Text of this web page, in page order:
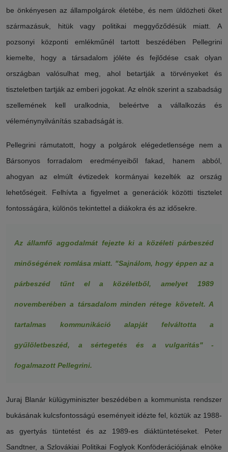
be önkényesen az állampolgárok életébe, és nem üldözheti őket
származásuk, hitük vagy politikai meggyőződésük miatt. A
pozsonyi központi emlékműnél tartott beszédében Pellegrini
kiemelte, hogy a társadalom jóléte és fejlődése csak olyan
országban valósulhat meg, ahol betartják a törvényeket és
tiszteletben tartják az emberi jogokat. Az elnök szerint a szabadság
szellemének kell uralkodnia, beleértve a vállalkozás és
véleménynyilvánítás szabadságát is.
Pellegrini rámutatott, hogy a polgárok elégedetlensége nem a
Bársonyos forradalom eredményeiből fakad, hanem abból,
ahogyan az elmúlt évtizedek kormányai kezelték az ország
lehetőségeit. Felhívta a figyelmet a generációk közötti tisztelet
fontosságára, különös tekintettel a diákokra és az idősekre.
Az államfő aggodalmát fejezte ki a közéleti párbeszéd
minőségének romlása miatt. "Sajnálom, hogy éppen az a
párbeszéd tűnt el a közéletből, amelyet 1989
novemberében a társadalom minden rétege követelt. A
tartalmas kommunikáció alapját felváltotta a
gyűlöletbeszéd, a sértegetés és a vulgaritás" -
fogalmazott Pellegrini.
Juraj Blanár külügyminiszter beszédében a kommunista rendszer
bukásának kulcsfontosságú eseményeit idézte fel, köztük az 1988-
as gyertyás tüntetést és az 1989-es diáktüntetéseket. Peter
Sandtner, a Szlovákiai Politikai Foglyok Konföderációjának elnöke